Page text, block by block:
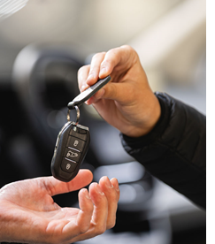
ENCUENTRA TU